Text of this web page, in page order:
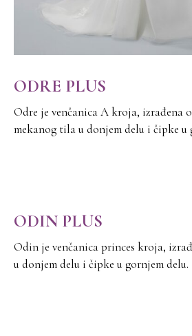
ODRE PLUS
Odre je venčanica A kroja, izrađena
mekanog tila u donjem delu i čipke u
ODIN PLUS
Odin je venčanica princes kroja,
u donjem delu i čipke u gornjem delu.